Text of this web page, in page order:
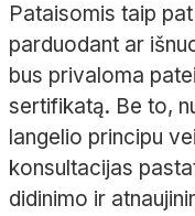
Pataisomis taip
parduodant ar
bus privaloma
sertifikatą. Be to,
langelio principu
konsultacijas
didinimo ir